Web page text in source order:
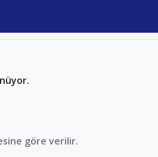
göre verilir.